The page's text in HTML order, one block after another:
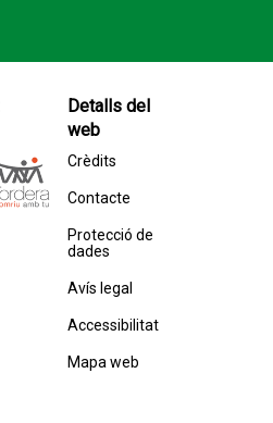
Detalls del
web
Crèdits
Contacte
Protecció de
dades
Avís legal
Accessibilitat
Mapa web